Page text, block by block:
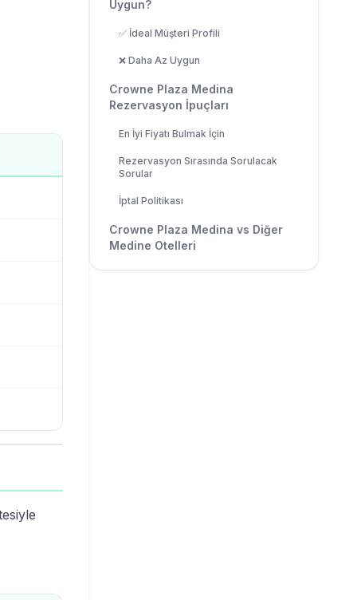
Uygun?
✅ İdeal Müşteri Profili
❌ Daha Az Uygun
Crowne Plaza Medina
Rezervasyon İpuçları
En İyi Fiyatı Bulmak İçin
Rezervasyon Sırasında Sorulacak
Sorular
İptal Politikası
Crowne Plaza Medina vs Diğer
Medine Otelleri